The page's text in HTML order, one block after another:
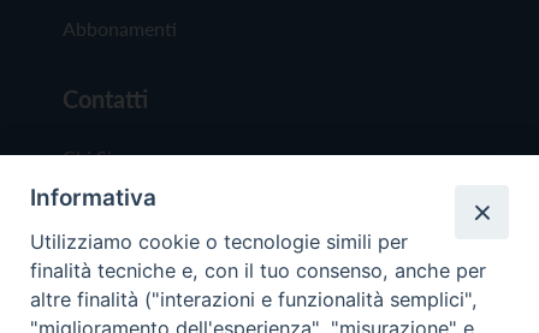
Abbonamenti
Contatti
Chi Siamo
Redazione
Scrivici
Informativa
Utilizziamo cookie o tecnologie simili per
finalità tecniche e, con il tuo consenso, anche per
altre finalità ("interazioni e funzionalità semplici",